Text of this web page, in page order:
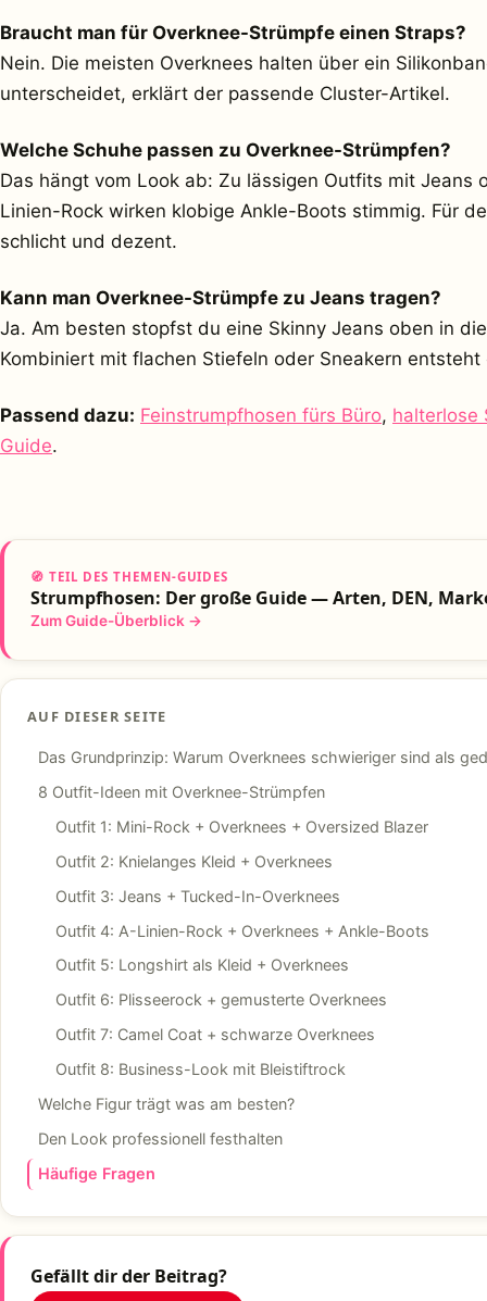
Braucht man für Overknee-Strümpfe einen Straps?
Nein. Die meisten Overknees halten über ein
unterscheidet, erklärt der passende Cluster-Artikel.
Welche Schuhe passen zu Overknee-Strümpfen?
Das hängt vom Look ab: Zu lässigen Outfits mit
Linien-Rock wirken klobige Ankle-Boots stimmig. Für
schlicht und dezent.
Kann man Overknee-Strümpfe zu Jeans tragen?
Ja. Am besten stopfst du eine Skinny Jeans oben in
Kombiniert mit flachen Stiefeln oder Sneakern
Passend dazu: Feinstrumpfhosen fürs Büro, halterlose
Guide.
🧭 TEIL DES THEMEN-GUIDES
Strumpfhosen: Der große Guide — Arten, DEN,
Zum Guide-Überblick →
AUF DIESER SEITE
Das Grundprinzip: Warum Overknees schwieriger sind als
8 Outfit-Ideen mit Overknee-Strümpfen
Outfit 1: Mini-Rock + Overknees + Oversized Blazer
Outfit 2: Knielanges Kleid + Overknees
Outfit 3: Jeans + Tucked-In-Overknees
Outfit 4: A-Linien-Rock + Overknees + Ankle-Boots
Outfit 5: Longshirt als Kleid + Overknees
Outfit 6: Plisseerock + gemusterte Overknees
Outfit 7: Camel Coat + schwarze Overknees
Outfit 8: Business-Look mit Bleistiftrock
Welche Figur trägt was am besten?
Den Look professionell festhalten
Häufige Fragen
Gefällt dir der Beitrag?